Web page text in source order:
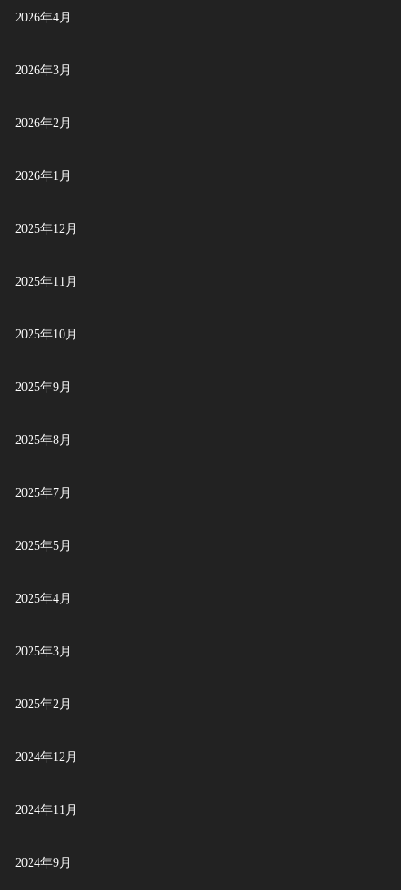
2026年4月
2026年3月
2026年2月
2026年1月
2025年12月
2025年11月
2025年10月
2025年9月
2025年8月
2025年7月
2025年5月
2025年4月
2025年3月
2025年2月
2024年12月
2024年11月
2024年9月